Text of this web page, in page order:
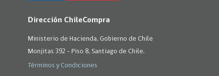
Dirección ChileCompra
Ministerio de Hacienda, Gobierno de Chile
Monjitas 392 - Piso 8, Santiago de Chile.
Términos y Condiciones